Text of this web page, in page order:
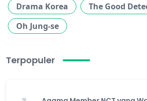
Drama Korea
The Good
Oh Jung-se
Terpopuler